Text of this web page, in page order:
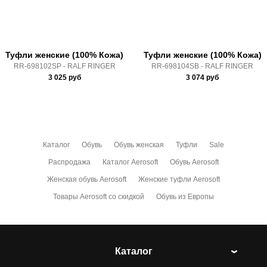
Туфли женские (100% Кожа)
RR-698102SP - RALF RINGER
3 025руб
Туфли женские (100% Кожа)
RR-698104SB - RALF RINGER
3 074 руб
Каталог Обувь Обувь женская Туфли Sale
Распродажа Каталог Aerosoft Обувь Aerosoft
Женская обувь Aerosoft Женские туфли Aerosoft
Товары Aerosoft со скидкой Обувь из Европы
Каталог